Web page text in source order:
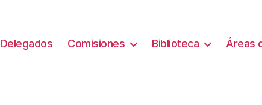
Delegados Comisiones Biblioteca Áreas